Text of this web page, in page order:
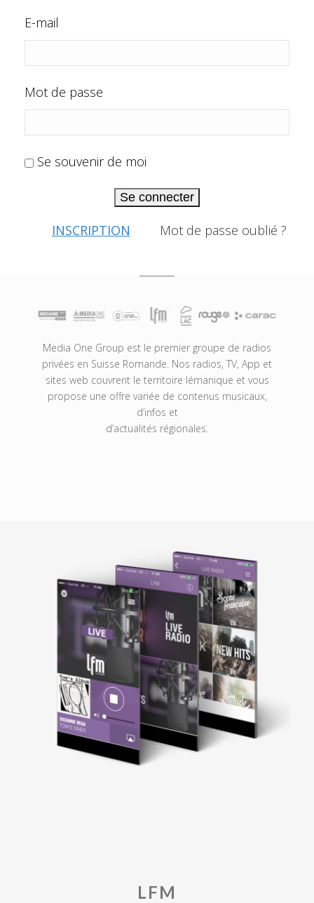
E-mail
Mot de passe
Se souvenir de moi
Se connecter
INSCRIPTION Mot de passe oublié ?
Media One Group est le premier groupe de radios
privées en Suisse Romande. Nos radios, TV, App et
sites web couvrent le territoire lémanique et vous
propose une offre variée de contenus musicaux,
d’infos et
d’actualités régionales.
LFM